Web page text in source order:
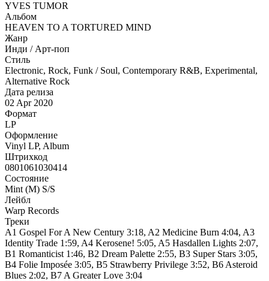
YVES TUMOR
Альбом
HEAVEN TO A TORTURED MIND
Жанр
Инди / Арт-поп
Стиль
Electronic, Rock, Funk / Soul, Contemporary R&B, Experimental,
Alternative Rock
Дата релиза
02 Apr 2020
Формат
LP
Оформление
Vinyl LP, Album
Штрихкод
0801061030414
Состояние
Mint (M) S/S
Лейбл
Warp Records
Треки
A1 Gospel For A New Century 3:18, A2 Medicine Burn 4:04, A3
Identity Trade 1:59, A4 Kerosene! 5:05, A5 Hasdallen Lights 2:07,
B1 Romanticist 1:46, B2 Dream Palette 2:55, B3 Super Stars 3:05,
B4 Folie Imposée 3:05, B5 Strawberry Privilege 3:52, B6 Asteroid
Blues 2:02, B7 A Greater Love 3:04